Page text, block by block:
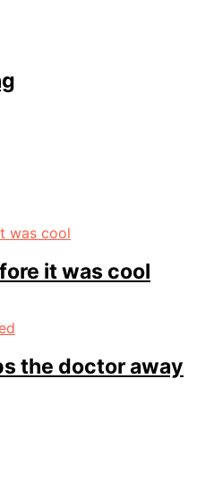
it was cool
the doctor away